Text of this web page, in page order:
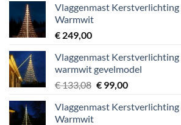
Vlaggenmast Kerstverlichting
Warmwit
€ 249,00
Vlaggenmast Kerstverlichting
warmwit gevelmodel
€133,08 Oorspronkelijke
was:
€99,00Huidige
is:
Vlaggenmast Kerstverlichting
Warmwit